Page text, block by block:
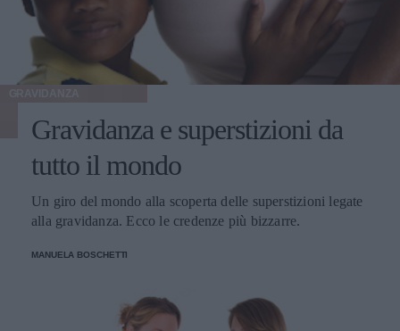
Gravidanza e superstizioni da
tutto il mondo
Un giro del mondo alla scoperta delle superstizioni legate
alla gravidanza. Ecco le credenze più bizzarre.
MANUELA BOSCHETTI